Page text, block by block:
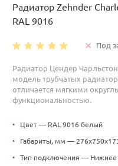
Радиатор Zehnder
RAL 9016
Под
Радиатор Цендер Чарльстон
модель трубчатых
отличается мягкими
функциональностью.
• Цвет — RAL 9016 белый
• Габариты, мм —
• Тип подключения — Нижнее